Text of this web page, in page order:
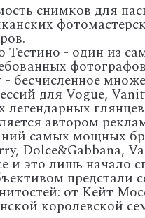
снимков для
Тестино - один из
- бесчисленное
для Vogue,
легендарных
автором
самых мощных
Dolce&Gabbana,
и это лишь начало
предстали
от Кейт
королевской